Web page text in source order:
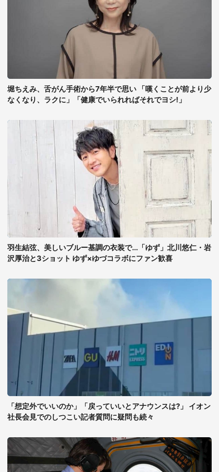
堀ちえみ、舌がん手術から7年半で思い 「嘆くことが前より少
なくなり、ラクに」「健康でいられればそれでヨシ!」
羽生結弦、美しいブルー基調の衣装で...「ゆず」北川悠仁・岩
沢厚治と3ショット ゆず×ゆづコラボにファン歓喜
「想定外でいいのか」「戻っていいとアナウンスは?」 イオン
社長会見でのしつこい記者質問に疑問も続々